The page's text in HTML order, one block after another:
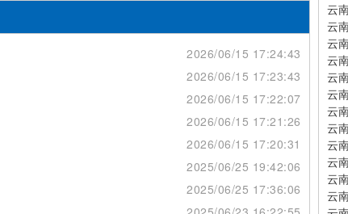
2026/06/15 17:24:43
2026/06/15 17:23:43
2026/06/15 17:22:07
2026/06/15 17:21:26
2026/06/15 17:20:31
2025/06/25 19:42:06
2025/06/25 17:36:06
云
云
云
云
云
云
云
云
云
云
云
云